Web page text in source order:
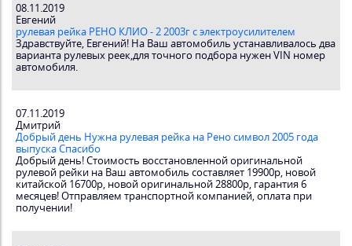
08.11.2019
Евгений
рулевая рейка РЕНО КЛИО - 2 2003г с электроусилителем
Здравствуйте, Евгений! На Ваш автомобиль устанавливалось два
варианта рулевых реек,для точного подбора нужен VIN номер
автомобиля.
07.11.2019
Дмитрий
Добрый день Нужна рулевая рейка на Рено символ 2005 года
выпуска Спасибо
Добрый день! Стоимость восстановленной оригинальной
рулевой рейки на Ваш автомобиль составляет 19900р, новой
китайской 16700р, новой оригинальной 28800р, гарантия 6
месяцев! Отправляем транспортной компанией, оплата при
получении!